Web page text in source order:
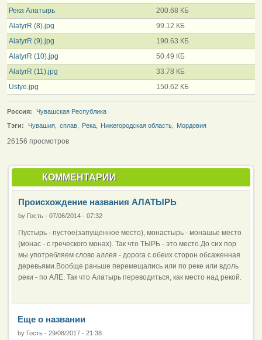
Река Алатырь
200.68 КБ
AlatyrR (8).jpg
99.12 КБ
AlatyrR (9).jpg
190.63 КБ
AlatyrR (10).jpg
50.49 КБ
AlatyrR (11).jpg
33.78 КБ
Ustye.jpg
150.62 КБ
Россия:
Чувашская Республика
Тэги:
Чувашия сплав Река Нижегородская область Мордовия
26156 просмотров
КОММЕНТАРИИ
Происхождение названия АЛАТЫРЬ
by Гость - 07/06/2014 - 07:32
Пустырь - пустое(запущенное место), монастырь - монашье место
(монас - с греческого монах). Так что ТЫРЬ - это место.До сих пор
мы употребляем слово аллея - дорога с обеих сторон обсаженная
деревьями.Вообще раньше перемещались или по реке или вдоль
реки - по АЛЕ. Так что Алатырь переводиться, как место над рекой.
Еще о названии
by Гость - 29/08/2017 - 21:38